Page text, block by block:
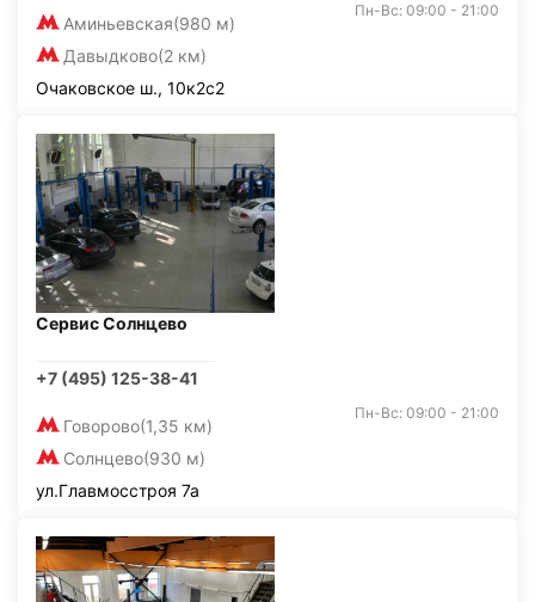
Аминьевская(980 м)
Давыдково(2 км)
Пн-Вс: 09:00 - 21:00
Очаковское ш., 10к2с2
Сервис Солнцево
+7 (495) 125-38-41
Говорово(1,35 км)
Солнцево(930 м)
Пн-Вс: 09:00 - 21:00
ул.Главмосстроя 7а